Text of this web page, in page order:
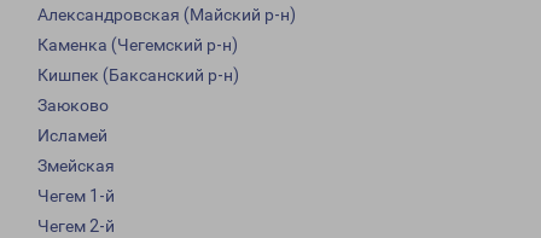
Александровская (Майский р-н)
Каменка (Чегемский р-н)
Кишпек (Баксанский р-н)
Заюково
Исламей
Змейская
Чегем 1-й
Чегем 2-й